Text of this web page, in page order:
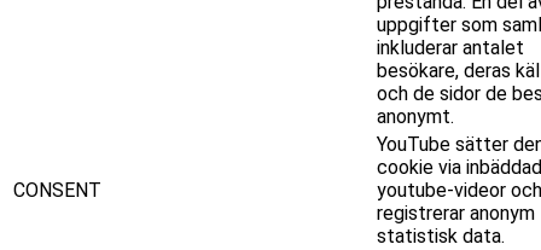
uppgifter som
inkluderar antalet
besökare, deras
och de sidor de
anonymt.
CONSENT
YouTube sätter
cookie via
youtube-videor och
registrerar anonym
statistisk data.